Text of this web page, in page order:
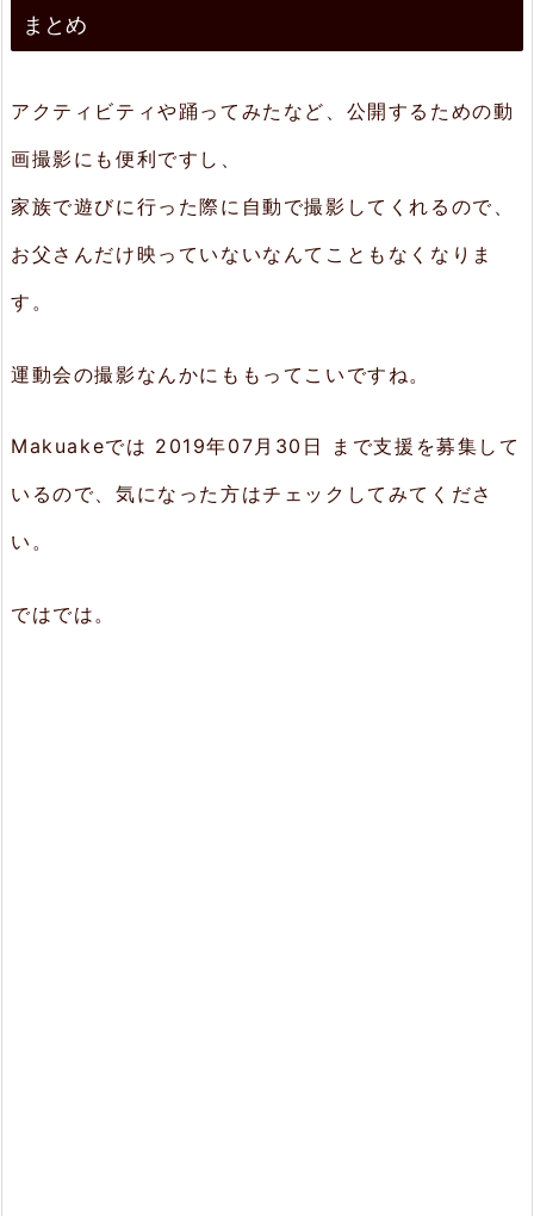
まとめ
アクティビティや踊ってみたなど、公開するための動
画撮影にも便利ですし、
家族で遊びに行った際に自動で撮影してくれるので、
お父さんだけ映っていないなんてこともなくなりま
す。
運動会の撮影なんかにももってこいですね。
Makuakeでは 2019年07月30日 まで支援を募集して
いるので、気になった方はチェックしてみてくださ
い。
ではでは。